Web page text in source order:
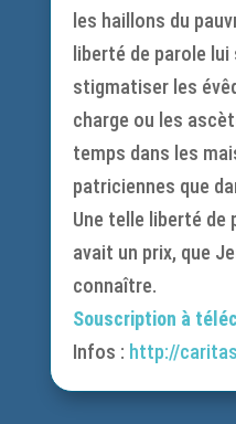
les haillons du
liberté de parole
stigmatiser les
charge ou les
temps dans les
patriciennes que
Une telle liberté de
avait un prix, que
connaître.
Souscription à
Infos : http://